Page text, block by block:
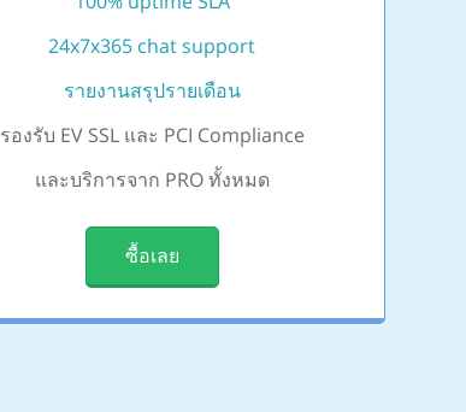
24x7x365 chat support
รายงานสรุปรายเดือน
รองรับ EV SSL และ PCI Compliance
และบริการจาก PRO ทั้งหมด
ซื้อเลย